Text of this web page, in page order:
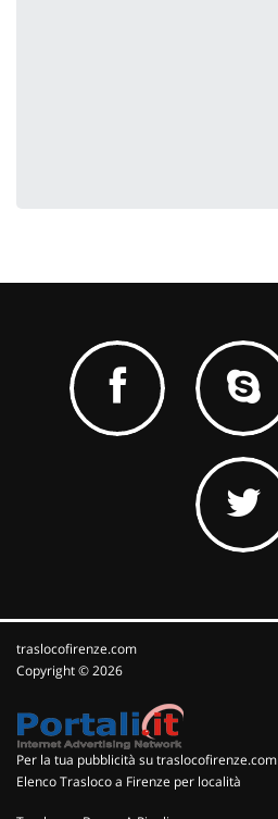
traslocofirenze.com
Copyright © 2026
Per la tua pubblicità su traslocofirenze.com
Elenco Trasloco a Firenze per località